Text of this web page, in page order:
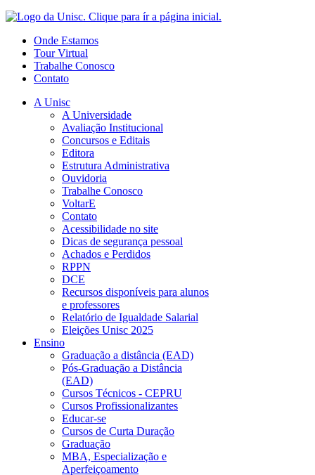
Onde Estamos
Tour Virtual
Trabalhe Conosco
Contato
A Unisc
A Universidade
Avaliação Institucional
Concursos e Editais
Editora
Estrutura Administrativa
Ouvidoria
Trabalhe Conosco
VoltarE
Contato
Acessibilidade no site
Dicas de segurança pessoal
Achados e Perdidos
RPPN
DCE
Recursos disponíveis para alunos
e professores
Relatório de Igualdade Salarial
Eleições Unisc 2025
Ensino
Graduação a distância (EAD)
Pós-Graduação a Distância
(EAD)
Cursos Técnicos - CEPRU
Cursos Profissionalizantes
Educar-se
Cursos de Curta Duração
Graduação
MBA, Especialização e
Aperfeiçoamento